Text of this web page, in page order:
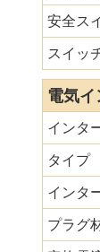
安全ス
スイッ
電気
インタ
タイプ
インタ
プラグ